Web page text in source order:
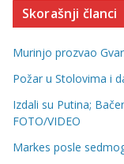
Skorašnji članci
Murinjo prozvao
Požar u Stolovima i
Izdali su Putina;
FOTO/VIDEO
Markes posle